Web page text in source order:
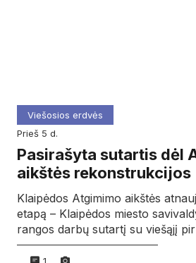
Viešosios erdvės
prieš 5 d.
Pasirašyta sutartis dėl
aikštės rekonstrukcijos
Klaipėdos Atgimimo aikštės
etapą – Klaipėdos miesto
rangos darbų sutartį su viešąjį
1